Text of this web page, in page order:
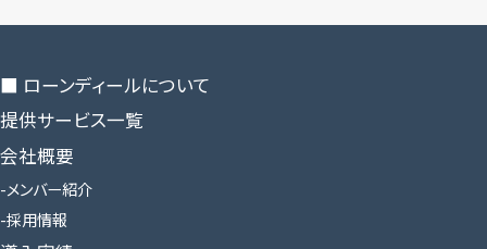
■ ローンディールに​ついて
提供サービス一覧
会社概要
メンバー紹介
採用情報